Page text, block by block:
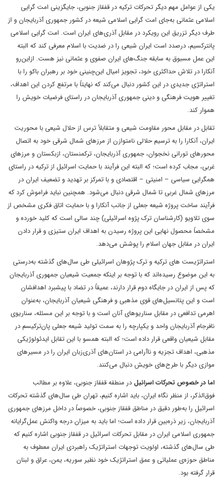
یکی از عوامل مهم دیگر تحرکات ترکیه در قفقاز جنوبی، جایگزینی امت گرایی
اسلامی عثمانی به‌جای امت گرایی اسلامی شیعه در کشور جمهوری آذربایجان و از
طرف دیگر تزریق این رویکرد در مقابل آذری‌های ایران است. امت گرایی اسلامی
پانترکسیم، درصدد است ایران شیعی را در ضدیت با اسلام معرفی کند که البته
این عمل مسبوق به سابقه‌ جنگ‌های ایران صفوی و عثمانی نیز هست. ازاین‌رو
آنکارا در تلاش حداکثری خود، تجویز امیال این‌چنینی خود بر رهبران باکو را با
استراتژی جدیدی در این کشور دنبال می‌کند که نهایتاً با مرتفع کردن این اهداف،
تغییر هویت فرهنگی و دینی جمهوری آذربایجان در راستای فرضیات خویش را
هموار کند.
تقابل در مقابل محور مقاومت شیعی و متقابلاً ترس از حلال شیعی با محوریت
ایران، آنکارا را به ترسیم حلالی نامتوازن از مرزهای شمال شرقی خود به اتصال
محورهای تورانی نخجوان، جمهوری آذربایجان، ترکمنستان، ازبکستان و مرزهای
غربی، مجاب کرده است؛ که البته این فرآیند با حمایت اسرائیل از ترکیه در راستای
همگرایی سیاسی – امنیتی – اقتصادی و با تمرکز بر تهدید و تضعیف ایران در
مرزهای شمال غربی تا شمال شرقی دنبال می‌شود. همچنین نباید فراموش کرد که
فرآیند ساخت پروژه شیعه جعلی از جانب آنکارا و با حمایت اتاق فکری مشخص از
سوی تلاویو (کارشناسان ترک پژوه اسرائیلی) چند سالی است که کلید خورده و
مشخصاً محصول نهایی این پروژه رسیدن به اهداف ایران ستیزی و قرار دادن
ایران در مقابل جهان اسلام را پوشش می‌دهد.
استراتژیست های ترکیه و ترک پژوهان اسرائیلی طی سال‌های گذشته به‌درستی
به این موضوع رسیده‌اند که با توجه بر اینکه جمعیت شیعیان جمهوری آذربایجان
که پس از ایران در جایگاه دوم قرار دارند، عمیقاً در تضاد با پیشبرد اهدافشان
است و این پتانسیل‌های قوی مذهبی و فرهنگی شیعیان آذربایجان، به‌عنوان
اهرمی تدافعی در مقابل سناریوهای آنان است و با توجه بر این مسئله، سناریوی
نافرجام آذربایجان واحد و یکپارچه را به سمت تولید شیعه‌ جعلی پان‌ترکیسم در
مقابل شیعیان واقعی قرار داده است؛ که البته همسو با این تقابل ایدئولوژیکی
مذهبی، اهداف تجزیه و ناآرامی در استان‌های آذری‌زبان ایران را در مسیرهای
موازی دیگر با طرح‌های خویش دنبال می‌کنند.
اما در خصوص تحرکات اسرائیل در منطقه قفقاز جنوبی، علاوه بر مطالب
فوق‌الذکر، از منظر نگاه ایران، باید اشاره کنیم، تهران طی سال‌های گذشته تحرکات
اسرائیل را به‌طور دقیق در مناطق قفقاز جنوبی، خصوصاً در داخل مرزهای جمهوری
آذربایجان، زیر ذره‌بین قرار داده است؛ اما باید به میزان درجه‌ واکنش عمل‌گرایانه
جمهوری اسلامی ایران در مقابل تحرکات اسرائیل در قفقاز جنوبی اشاره کنیم که
طی سال‌های گذشته، اولویت توجهات استراتژیک راهبردی ایران معطوف به
مناطق حوزه‌ی عملیاتی و عمق استراتژیک خود نظیر سوریه، یمن، عراق و لبنان
قرار گرفته بود.